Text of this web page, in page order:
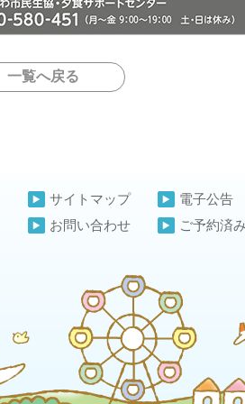
一覧へ戻る
サイトマップ
お問い合わせ
電子公告
ご予約済